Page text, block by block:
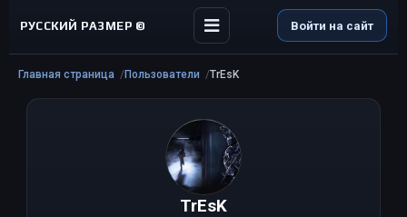
РУССКИЙ РАЗМЕР © Войти на сайт
Главная страница Пользователи TrEsK
TrEsK